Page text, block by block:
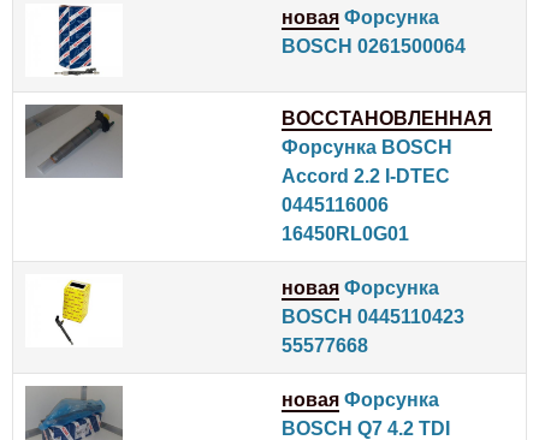
новая Форсунка
BOSCH 0261500064
ВОССТАНОВЛЕННАЯ
Форсунка BOSCH
Accord 2.2 I-DTEC
0445116006
16450RL0G01
новая Форсунка
BOSCH 0445110423
55577668
новая Форсунка
BOSCH Q7 4.2 TDI